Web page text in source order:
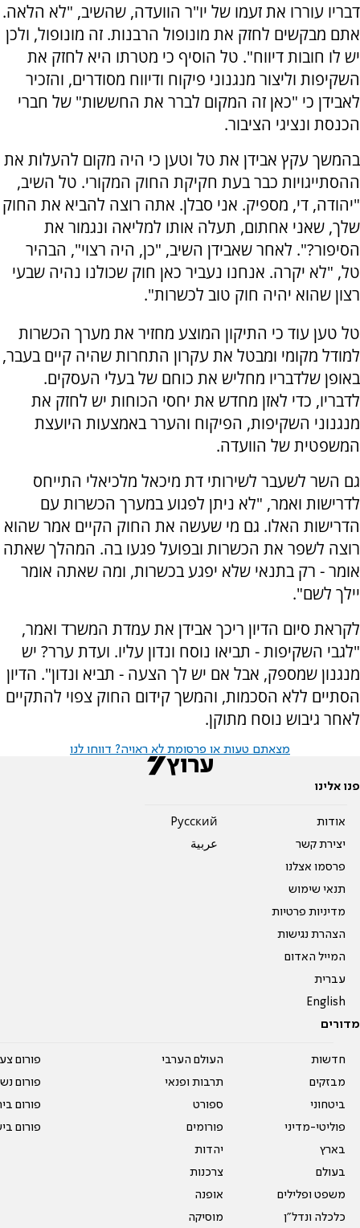
דבריו עוררו את זעמו של יו"ר הוועדה, שהשיב, "לא הלאה.
אתם מבקשים לחזק את מונופול הרבנות. זה מונופול, ולכן
יש לו חובות דיווח". טל הוסיף כי מטרתו היא לחזק את
השקיפות וליצור מנגנוני פיקוח ודיווח מסודרים, והזכיר
לאבידן כי "כאן זה המקום לברר את החששות" של חברי
הכנסת ונציגי הציבור.
בהמשך עקץ אבידן את טל וטען כי היה מקום להעלות את
ההסתייגויות כבר בעת חקיקת החוק המקורי. טל השיב,
"יהודה, די, מספיק. אני סבלן. אתה רוצה להביא את החוק
שלך, שאני אחתום, תעלה אותו למליאה ונגמור את
הסיפור?". לאחר שאבידן השיב, "כן, היה רצוי", הבהיר
טל, "לא יקרה. אנחנו נעביר כאן חוק שכולנו נהיה שבעי
רצון שהוא יהיה חוק טוב לכשרות".
טל טען עוד כי התיקון המוצע מחזיר את מערך הכשרות
למודל מקומי ומבטל את עקרון התחרות שהיה קיים בעבר,
באופן שלדבריו מחליש את כוחם של בעלי העסקים.
לדבריו, כדי לאזן מחדש את יחסי הכוחות יש לחזק את
מנגנוני השקיפות, הפיקוח והערר באמצעות היועצת
המשפטית של הוועדה.
גם השר לשעבר לשירותי דת מיכאל מלכיאלי התייחס
לדרישות ואמר, "לא ניתן לפגוע במערך הכשרות עם
הדרישות האלו. גם מי שעשה את החוק הקיים אמר שהוא
רוצה לשפר את הכשרות ובפועל פגעו בה. המהלך שאתה
אומר - רק בתנאי שלא יפגע בכשרות, ומה שאתה אומר
יילך לשם".
לקראת סיום הדיון ריכך אבידן את עמדת המשרד ואמר,
"לגבי השקיפות - תביאו נוסח ונדון עליו. ועדת ערר? יש
מנגנון שמספק, אבל אם יש לך הצעה - תביא ונדון". הדיון
הסתיים ללא הסכמות, והמשך קידום החוק צפוי להתקיים
לאחר גיבוש נוסח מתוקן.
מצאתם טעות או פרסומת לא ראויה? דווחו לנו
פנו אלינו
אודות
יצירת קשר
פרסמו אצלנו
תנאי שימוש
מדיניות פרטיות
הצהרת נגישות
המייל האדום
עברית
English
Pусский
عربية
מדורים
חדשות
מבזקים
ביטחוני
פוליטי-מדיני
בארץ
בעולם
משפט ופלילים
כלכלה ונדל"ן
העולם הערבי
תרבות ופנאי
ספורט
פורומים
יהדות
צרכנות
אופנה
מוסיקה
פורום
פורום
פורום
פורום